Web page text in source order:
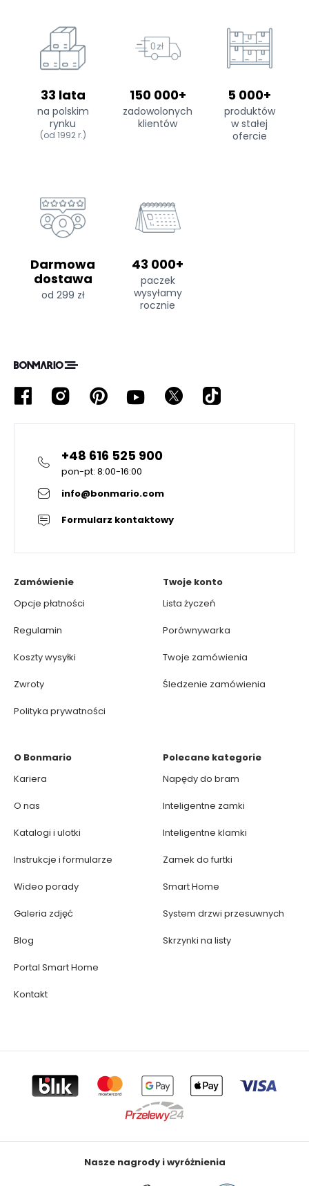
33 lata
na polskim
rynku
(od 1992 r.)
150 000+
zadowolonych
klientów
5 000+
produktów
w stałej
ofercie
Darmowa
dostawa
od 299 zł
43 000+
paczek
wysyłamy
rocznie
+48 616 525 900
pon-pt: 8:00-16:00
info@bonmario.com
Formularz kontaktowy
Zamówienie
Opcje płatności
Regulamin
Koszty wysyłki
Zwroty
Polityka prywatności
Twoje konto
Lista życzeń
Porównywarka
Twoje zamówienia
Śledzenie zamówienia
O Bonmario
Kariera
O nas
Katalogi i ulotki
Instrukcje i formularze
Wideo porady
Galeria zdjęć
Blog
Portal Smart Home
Kontakt
Polecane kategorie
Napędy do bram
Inteligentne zamki
Inteligentne klamki
Zamek do furtki
Smart Home
System drzwi przesuwnych
Skrzynki na listy
Nasze nagrody i wyróżnienia